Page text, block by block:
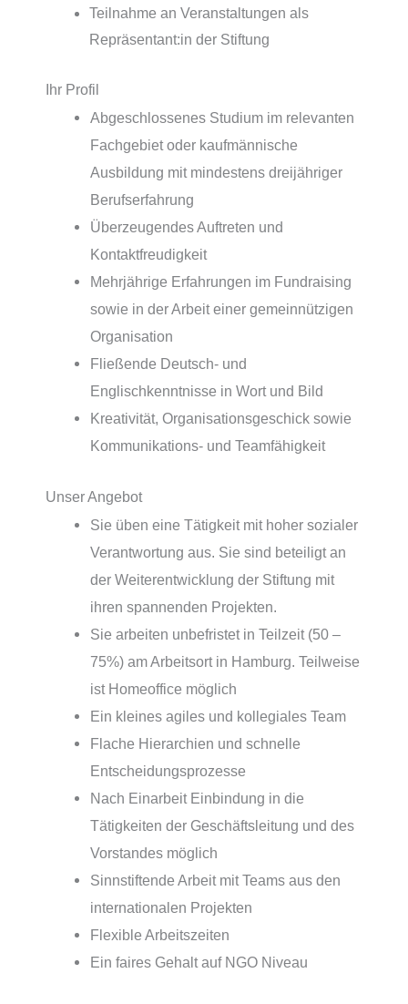
Teilnahme an Veranstaltungen als
Repräsentant:in der Stiftung
Ihr Profil
Abgeschlossenes Studium im relevanten
Fachgebiet oder kaufmännische
Ausbildung mit mindestens dreijähriger
Berufserfahrung
Überzeugendes Auftreten und
Kontaktfreudigkeit
Mehrjährige Erfahrungen im Fundraising
sowie in der Arbeit einer gemeinnützigen
Organisation
Fließende Deutsch- und
Englischkenntnisse in Wort und Bild
Kreativität, Organisationsgeschick sowie
Kommunikations- und Teamfähigkeit
Unser Angebot
Sie üben eine Tätigkeit mit hoher sozialer
Verantwortung aus. Sie sind beteiligt an
der Weiterentwicklung der Stiftung mit
ihren spannenden Projekten.
Sie arbeiten unbefristet in Teilzeit (50 –
75%) am Arbeitsort in Hamburg. Teilweise
ist Homeoffice möglich
Ein kleines agiles und kollegiales Team
Flache Hierarchien und schnelle
Entscheidungsprozesse
Nach Einarbeit Einbindung in die
Tätigkeiten der Geschäftsleitung und des
Vorstandes möglich
Sinnstiftende Arbeit mit Teams aus den
internationalen Projekten
Flexible Arbeitszeiten
Ein faires Gehalt auf NGO Niveau